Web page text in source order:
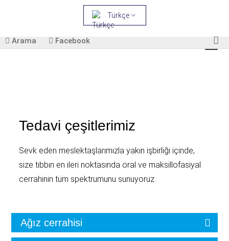
Türkçe
Arama Facebook
Tedavi çeşitlerimiz
Sevk eden meslektaşlarımızla yakın işbirliği içinde,
size tıbbın en ileri noktasında oral ve maksillofasiyal
cerrahinin tüm spektrumunu sunuyoruz.
Ağız cerrahisi